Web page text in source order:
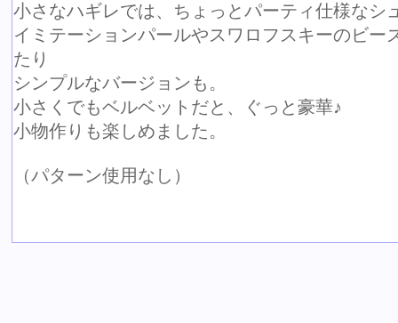
小さなハギレでは、ちょっとパーティ仕様なシ
イミテーションパールやスワロフスキーのビー
たり
シンプルなバージョンも。
小さくでもベルベットだと、ぐっと豪華♪
小物作りも楽しめました。
（パターン使用なし）